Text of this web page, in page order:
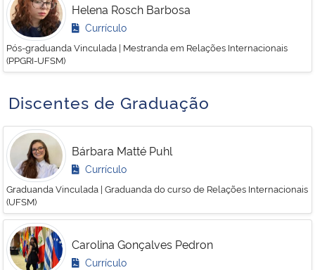
Helena Rosch Barbosa
Currículo
Pós-graduanda Vinculada | Mestranda em Relações Internacionais
(PPGRI-UFSM)
Discentes de Graduação
Bárbara Matté Puhl
Currículo
Graduanda Vinculada | Graduanda do curso de Relações Internacionais
(UFSM)
Carolina Gonçalves Pedron
Currículo